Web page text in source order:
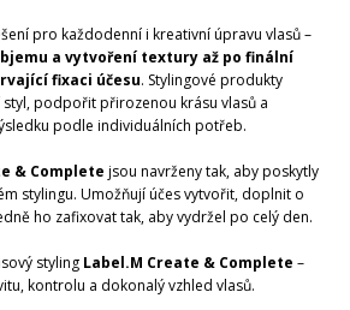
pro každodenní i kreativní úpravu vlasů –
a vytvoření textury až po finální
fixaci účesu. Stylingové produkty
podpořit přirozenou krásu vlasů a
podle individuálních potřeb.
& Complete jsou navrženy tak, aby poskytly
stylingu. Umožňují účes vytvořit, doplnit o
ho zafixovat tak, aby vydržel po celý den.
styling Label.M Create & Complete –
kontrolu a dokonalý vzhled vlasů.